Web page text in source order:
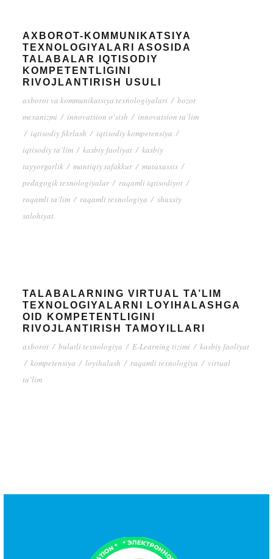
AXBOROT-KOMMUNIKATSIYA
TEXNOLOGIYALARI ASOSIDA
TALABALAR IQTISODIY
KOMPETENTLIGINI
RIVOJLANTIRISH USULI
axborot va kommunikatsiya texnologiyalari / bozor
mexanizmi / innovatsion o‘sish / innovatsion ta’lim
/ iqtisodiy fikrlash / iqtisodiy kompetensiya /
iqtisodiy ta’lim / kasbiy faoliyat / kasbiy
tayyorgarlik / mantiqiy tafakkur / mutaxassis /
pedagogik texnologiyalar / raqamli iqtisodiyot /
raqamli ta’lim / raqamli texnologiya / shaxsiy
salohiyat.
TALABALARNING VIRTUAL TA’LIM
TEXNOLOGIYALARNI LOYIHALASHGA
OID KOMPETENTLIGINI
RIVOJLANTIRISH TAMOYILLARI
axborot / bulutli texnologiya / E-Learning tizimi / kasbiy faoliyat
/ kompetensiya / loyihalash / raqamli texnologiya / virtual
ta’lim